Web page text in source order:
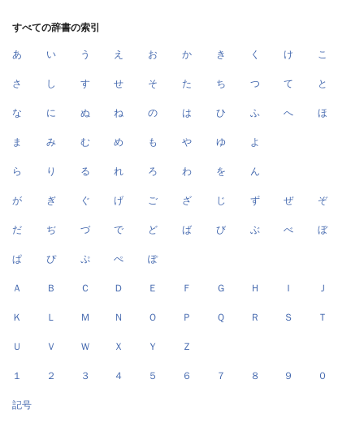
すべての辞書の索引
あ い う え お か き く け こ
さ し す せ そ た ち つ て と
な に ぬ ね の は ひ ふ へ ほ
ま み む め も や ゆ よ
ら り る れ ろ わ を ん
が ぎ ぐ げ ご ざ じ ず ぜ ぞ
だ ぢ づ で ど ば び ぶ べ ぼ
ぱ ぴ ぷ ぺ ぽ
Ａ Ｂ Ｃ Ｄ Ｅ Ｆ Ｇ Ｈ Ｉ Ｊ
Ｋ Ｌ Ｍ Ｎ Ｏ Ｐ Ｑ Ｒ Ｓ Ｔ
Ｕ Ｖ Ｗ Ｘ Ｙ Ｚ
１ ２ ３ ４ ５ ６ ７ ８ ９ ０
記号